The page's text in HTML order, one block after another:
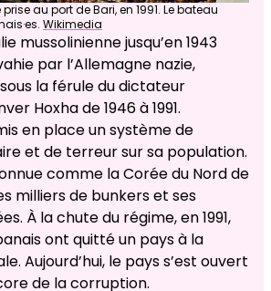
au port de Bari, en 1991. Le bateau
Wikimedia
mussolinienne jusqu’en 1943
par l’Allemagne nazie,
la férule du dictateur
Hoxha de 1946 à 1991.
en place un système de
et de terreur sur sa population.
comme la Corée du Nord de
milliers de bunkers et ses
À la chute du régime, en 1991,
ont quitté un pays à la
Aujourd’hui, le pays s’est ouvert
de la corruption.